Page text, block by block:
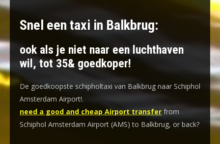
Snel een taxi in Balkbrug:
ook als je niet naar een luchthaven
wil, tot 35& goedkoper!
De goedkoopste schipholtaxi van Balkbrug naar Schiphol
Amsterdam Airport!.
need a good and cheap Airport transfer from
Schiphol Amsterdam Airport (AMS) to Balkbrug, or back?